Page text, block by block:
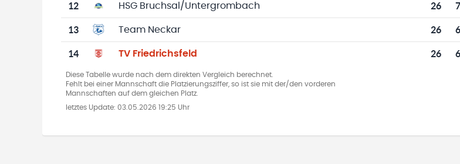
12 HSG Bruchsal/Untergrombach 26
13 Team Neckar 26
14 TV Friedrichsfeld 26
Diese Tabelle wurde nach dem direkten Vergleich berechnet.
Fehlt bei einer Mannschaft die Platzierungsziffer, so ist sie mit der/den vorderen
Mannschaften auf dem gleichen Platz.
letztes Update: 03.05.2026 19:25 Uhr